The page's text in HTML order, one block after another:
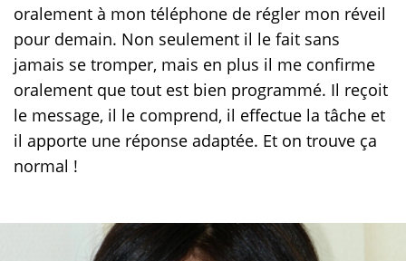
oralement à mon téléphone de régler mon réveil
pour demain. Non seulement il le fait sans
jamais se tromper, mais en plus il me confirme
oralement que tout est bien programmé. Il reçoit
le message, il le comprend, il effectue la tâche et
il apporte une réponse adaptée. Et on trouve ça
normal !